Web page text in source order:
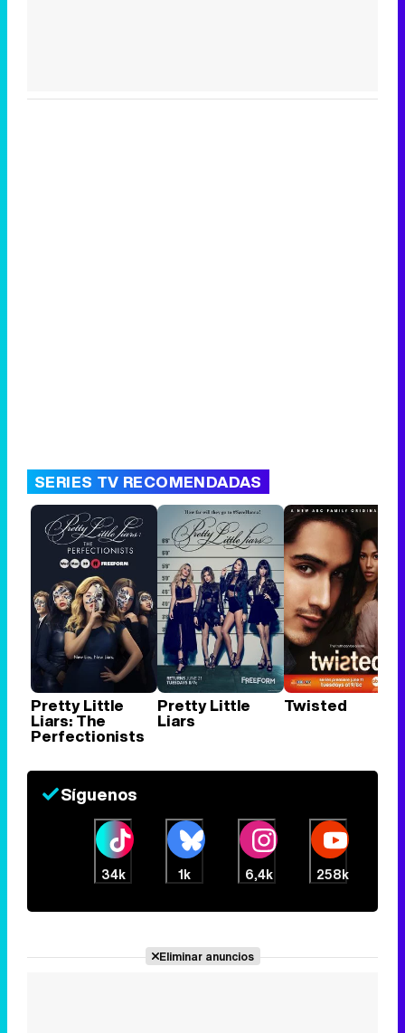
SERIES TV RECOMENDADAS
Pretty Little
Liars: The
Perfectionists
Pretty Little
Liars
Twisted
Síguenos
34k 1k 6,4k 258k
Eliminar anuncios